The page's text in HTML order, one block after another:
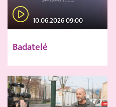
10.06.2026 09:00
Badatelé